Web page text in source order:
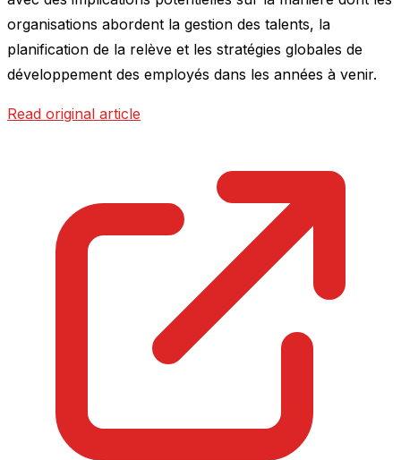
organisations abordent la gestion des talents, la
planification de la relève et les stratégies globales de
développement des employés dans les années à venir.
Read original article